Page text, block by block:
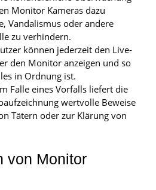
Monitor Kameras dazu
Vandalismus oder andere
zu verhindern.
können jederzeit den Live-
den Monitor anzeigen und so
in Ordnung ist.
Falle eines Vorfalls liefert die
wertvolle Beweise
Tätern oder zur Klärung von
von Monitor